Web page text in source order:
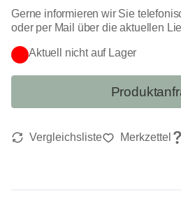
Aktuell nicht auf Lager
Gerne informieren wir Sie
oder per Mail über die aktuellen